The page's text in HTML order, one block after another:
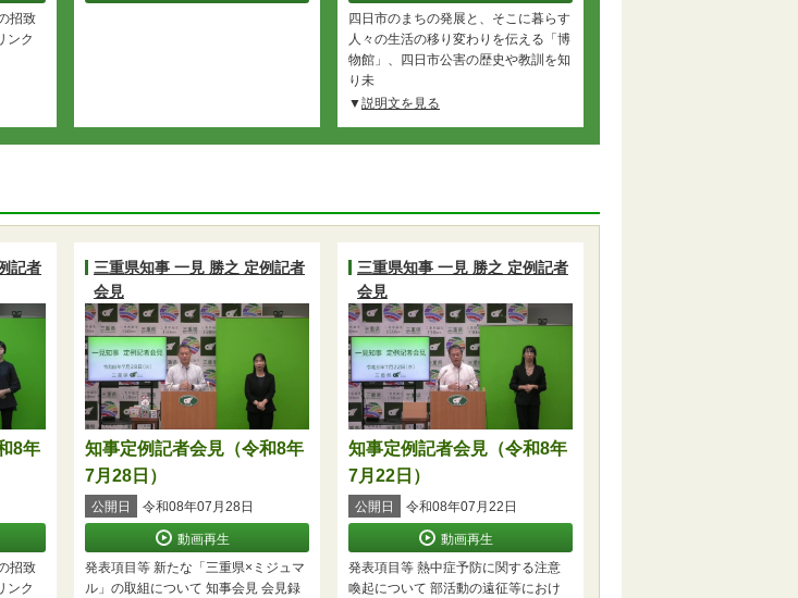
招致
ンク
四日市のまちの発展と、そこに暮らす
人々の生活の移り変わりを伝える「博
物館」、四日市公害の歴史や教訓を知
り未
説明文を見る
記者
8年
招致
ンク
三重県知事 一見 勝之 定例記者
会見
知事定例記者会見（令和8年
7月28日）
公開日 令和08年07月28日
動画再生
発表項目等 新たな「三重県×ミジュマ
ル」の取組について 知事会見 会見録
三重県知事 一見 勝之 定例記者
会見
知事定例記者会見（令和8年
7月22日）
公開日 令和08年07月22日
動画再生
発表項目等 熱中症予防に関する注意
喚起について 部活動の遠征等におけ